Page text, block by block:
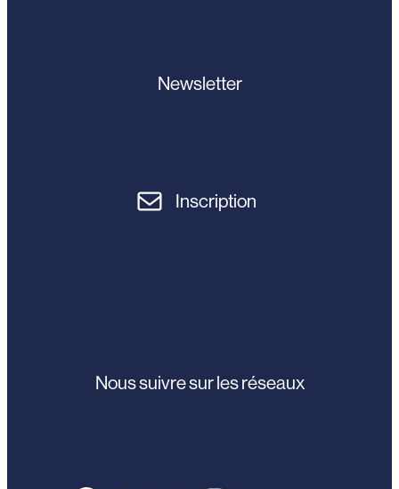
Newsletter
Inscription
Nous suivre sur les réseaux